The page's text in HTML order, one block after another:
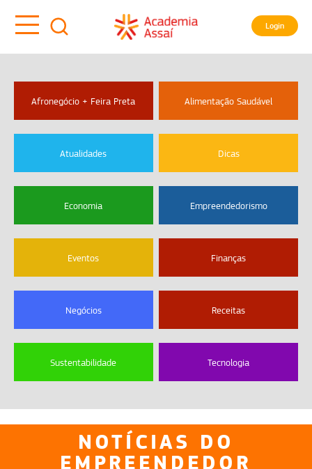
Login
Afronegócio + Feira Preta Alimentação Saudável
Atualidades Dicas
Economia Empreendedorismo
Eventos Finanças
Negócios Receitas
Sustentabilidade Tecnologia
NOTÍCIAS DO
EMPREENDEDOR